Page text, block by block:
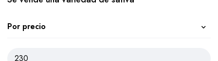
Por precio